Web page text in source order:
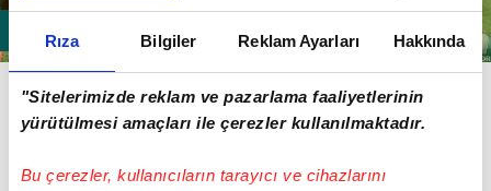
Rıza Bilgiler Reklam Ayarları Hakkında
"Sitelerimizde reklam ve pazarlama faaliyetlerinin
yürütülmesi amaçları ile çerezler kullanılmaktadır.
Bu çerezler, kullanıcıların tarayıcı ve cihazlarını
MARIANO